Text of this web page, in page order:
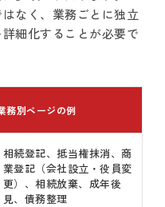
なく、業務ごとに独立
細化することが必要で
務別ページの例
相続登記、抵当権抹消、商
業登記（会社設立・役員変
更）、相続放棄、成年後
見、債務整理